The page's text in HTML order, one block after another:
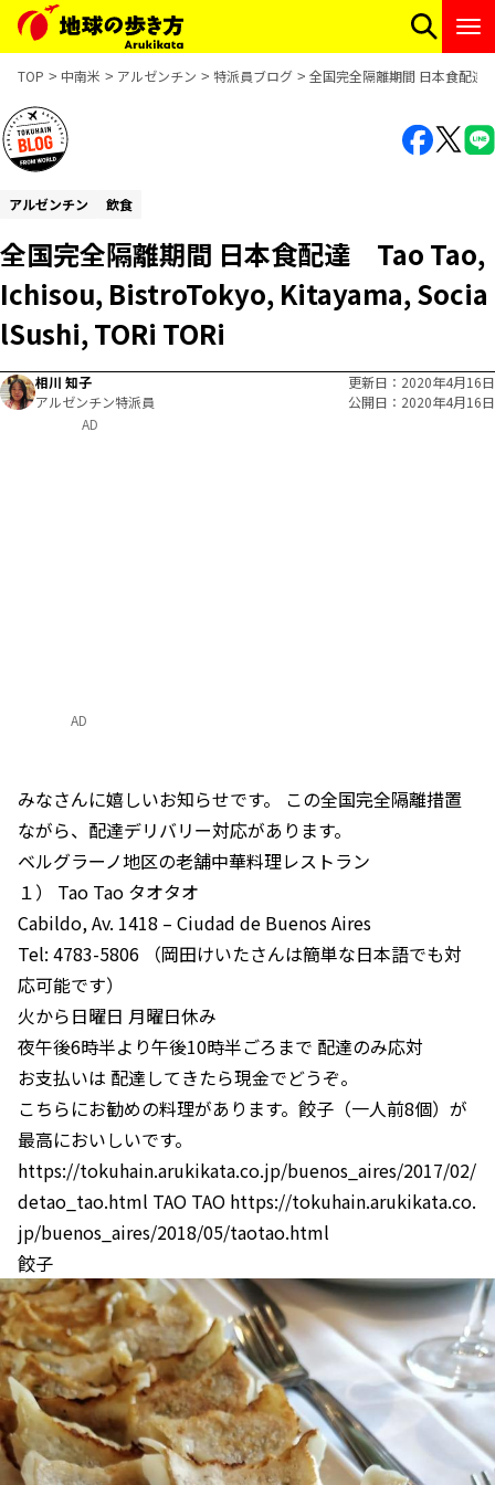
TOP 中南米 アルゼンチン 特派員ブログ 全国完全隔離期間 日本食配
アルゼンチン 飲食
全国完全隔離期間 日本食配達 Tao Tao,
Ichisou, BistroTokyo, Kitayama, Socia
lSushi, TORi TORi
相川 知子
アルゼンチン特派員
更新日
2020年4月16日
公開日
2020年4月16日
AD
みなさんに嬉しいお知らせです。 この全国完全隔離措置
ながら、配達デリバリー対応があります。
ベルグラーノ地区の老舗中華料理レストラン
１） Tao Tao タオタオ
Cabildo, Av. 1418 – Ciudad de Buenos Aires
Tel: 4783-5806 （岡田けいたさんは簡単な日本語でも対
応可能です）
火から日曜日 月曜日休み
夜午後6時半より午後10時半ごろまで 配達のみ応対
お支払いは 配達してきたら現金でどうぞ。
こちらにお勧めの料理があります。餃子（一人前8個）が
最高においしいです。
https://tokuhain.arukikata.co.jp/buenos_aires/2017/02/
detao_tao.html TAO TAO https://tokuhain.arukikata.co.
jp/buenos_aires/2018/05/taotao.html
餃子
AD